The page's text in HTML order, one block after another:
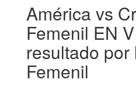
América vs
Femenil EN
resultado
Femenil